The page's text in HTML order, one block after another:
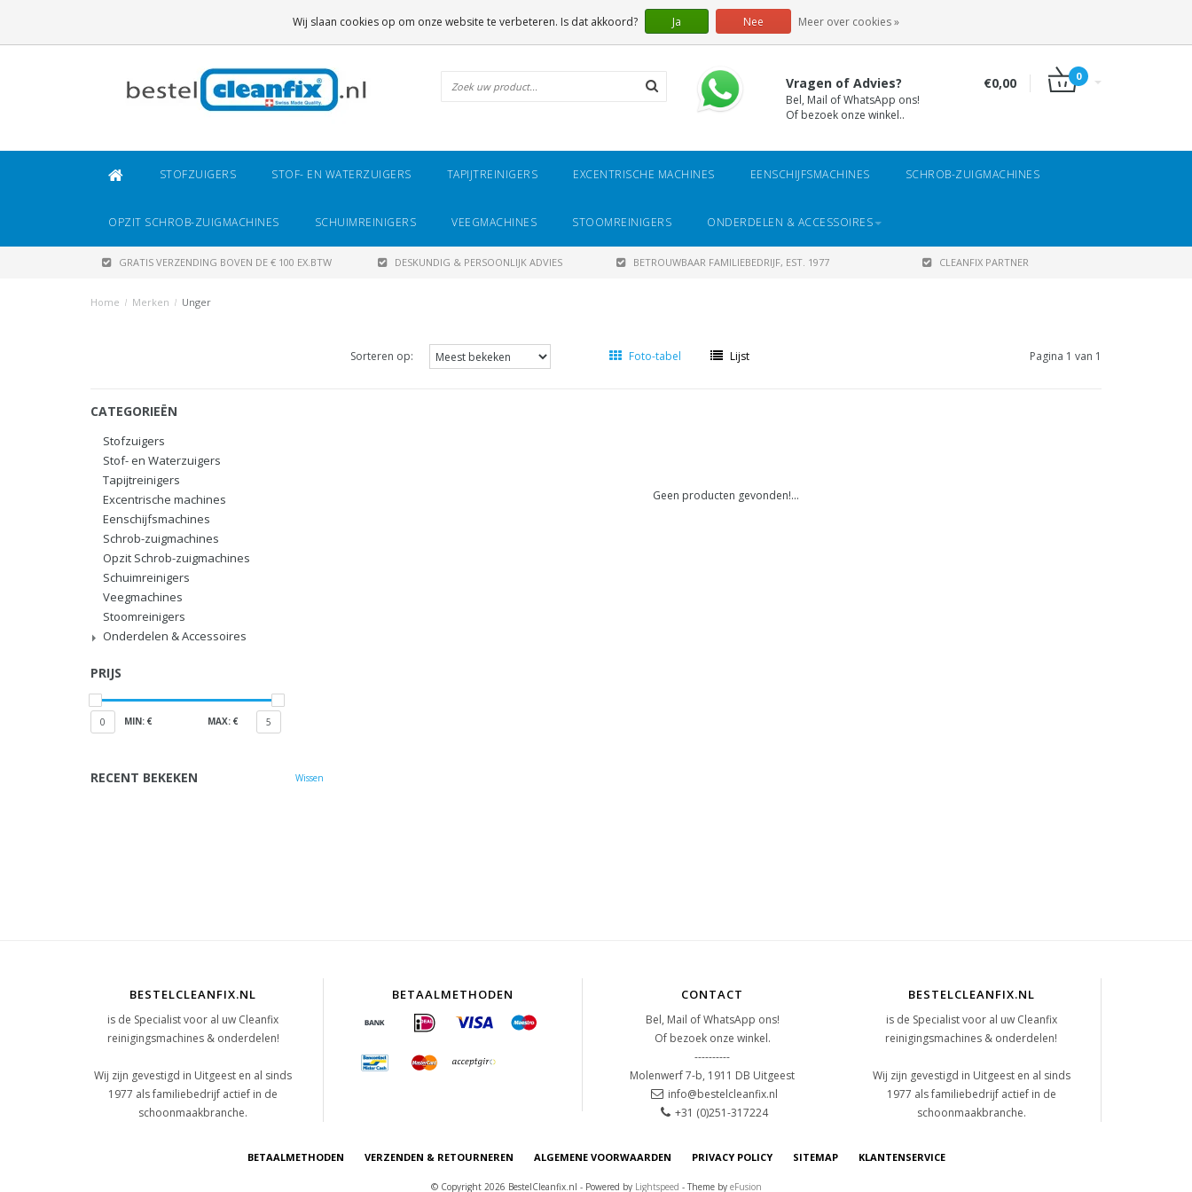
Vragen of Advies?
Bel, Mail of WhatsApp ons!
Of bezoek onze winkel..
€0,00 0
STOFZUIGERS STOF- EN WATERZUIGERS TAPIJTREINIGERS EXCENTRISCHE MACHINES EENSCHIJFSMACHINES SCHROB-ZUIGMACHINES
OPZIT SCHROB-ZUIGMACHINES SCHUIMREINIGERS VEEGMACHINES STOOMREINIGERS ONDERDELEN & ACCESSOIRES
GRATIS VERZENDING BOVEN DE € 100 EX.BTW DESKUNDIG & PERSOONLIJK ADVIES BETROUWBAAR FAMILIEBEDRIJF, EST. 1977 CLEANFIX PARTNER
Home / Merken / Unger
Sorteren op: Foto-tabel Lijst Pagina 1 van 1
CATEGORIEËN
Stofzuigers
Stof- en Waterzuigers
Tapijtreinigers
Excentrische machines
Eenschijfsmachines
Schrob-zuigmachines
Opzit Schrob-zuigmachines
Schuimreinigers
Veegmachines
Stoomreinigers
Onderdelen & Accessoires
PRIJS
0 MIN: € MAX: € 5
RECENT BEKEKEN Wissen
Geen producten gevonden!...
BESTELCLEANFIX.NL
is de Specialist voor al uw Cleanfix
reinigingsmachines & onderdelen!
Wij zijn gevestigd in Uitgeest en al sinds
1977 als familiebedrijf actief in de
schoonmaakbranche.
BETAALMETHODEN CONTACT
Bel, Mail of WhatsApp ons!
Of bezoek onze winkel.
----------
Molenwerf 7-b, 1911 DB Uitgeest
info@bestelcleanfix.nl
+31 (0)251-317224
BESTELCLEANFIX.NL
is de Specialist voor al uw Cleanfix
reinigingsmachines & onderdelen!
Wij zijn gevestigd in Uitgeest en al sinds
1977 als familiebedrijf actief in de
schoonmaakbranche.
BETAALMETHODEN VERZENDEN & RETOURNEREN ALGEMENE VOORWAARDEN PRIVACY POLICY SITEMAP KLANTENSERVICE
© Copyright 2026 BestelCleanfix.nl - Powered by Lightspeed - Theme by eFusion
Wij slaan cookies op om onze website te verbeteren. Is dat akkoord? Ja Nee Meer over cookies »